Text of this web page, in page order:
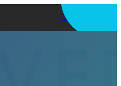
アプリを使う